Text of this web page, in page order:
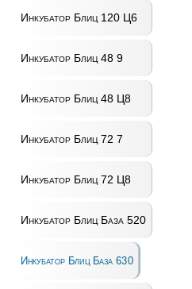
Инкубатор Блиц 120 Ц6
Инкубатор Блиц 48 9
Инкубатор Блиц 48 Ц8
Инкубатор Блиц 72 7
Инкубатор Блиц 72 Ц8
Инкубатор Блиц База 520
Инкубатор Блиц База 630